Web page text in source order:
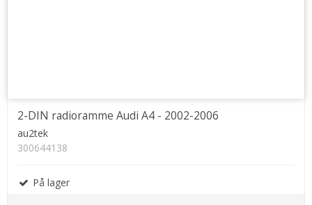
2-DIN radioramme Audi A4 - 2002-2006
au2tek
300644138
På lager